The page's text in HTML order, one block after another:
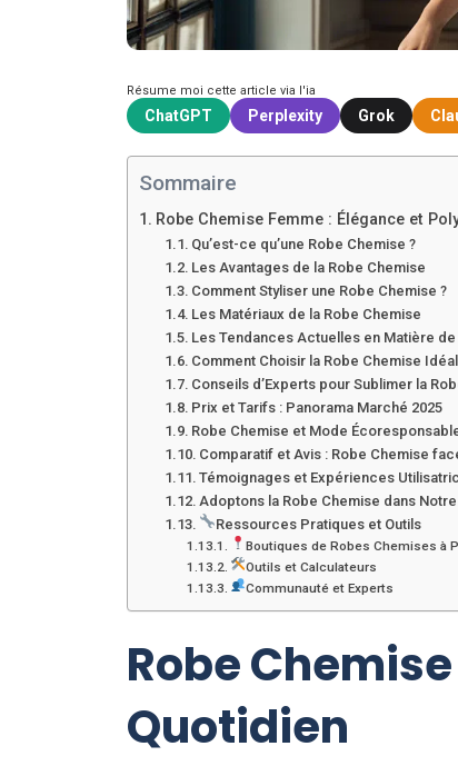
Résume moi cette article via l'ia
ChatGPT Perplexity Grok
Sommaire
Robe Chemise Femme : Élégance et
Qu’est-ce qu’une Robe Chemise ?
Les Avantages de la Robe Chemise
Comment Styliser une Robe Chemise ?
Les Matériaux de la Robe Chemise
Les Tendances Actuelles en Matière
Comment Choisir la Robe Chemise
Conseils d’Experts pour Sublimer la
Prix et Tarifs : Panorama Marché 2025
Robe Chemise et Mode
Comparatif et Avis : Robe Chemise
Témoignages et Expériences
Adoptons la Robe Chemise dans
Ressources Pratiques et Outils
Boutiques de Robes Chemises à
Outils et Calculateurs
Communauté et Experts
Robe
Quotidien